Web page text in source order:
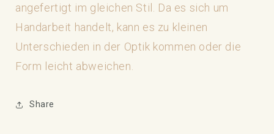
angefertigt im gleichen Stil. Da es sich um
Handarbeit handelt, kann es zu kleinen
Unterschieden in der Optik kommen oder die
Form leicht abweichen.
Share